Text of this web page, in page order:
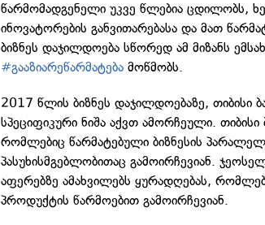
წარმომადგენელი უკვე წლებია ცდილობს,
ინოვატორების განვითარებასა და მათ
ბიზნეს დაჯილდოება სწორედ ამ მიზანს
#გააზიარეწარმატება მოწმობს.
2017 წლის ბიზნეს დაჯილდოებაზე, თიბისი
სპეციფიკური ნიშა აქვთ ამორჩეული. თიბისი
რომლებიც წარმატებული ბიზნესის
პასუხისმგებლობითაც გამოირჩევიან.
აფერებზე ამახვილებს ყურადღებას,
პროდუქტის წარმოებით გამოირჩევიან.